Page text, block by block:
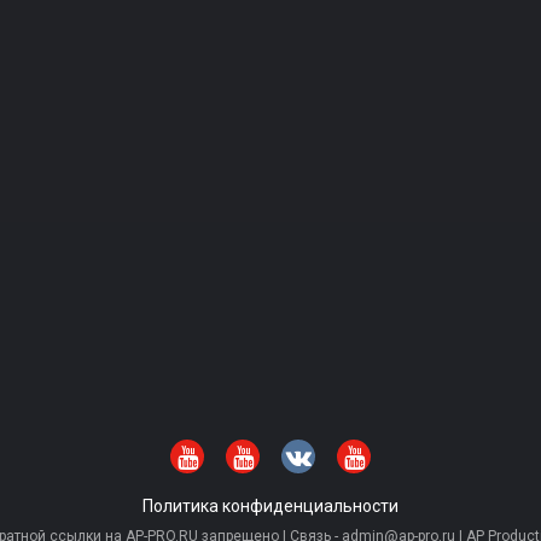
Политика конфиденциальности
ссылки на AP-PRO.RU запрещено | Связь - admin@ap-pro.ru | AP